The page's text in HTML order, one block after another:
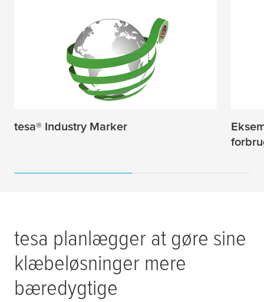
tesa® Industry Marker
tesa planlægger at gøre sine
klæbeløsninger mere
bæredygtige